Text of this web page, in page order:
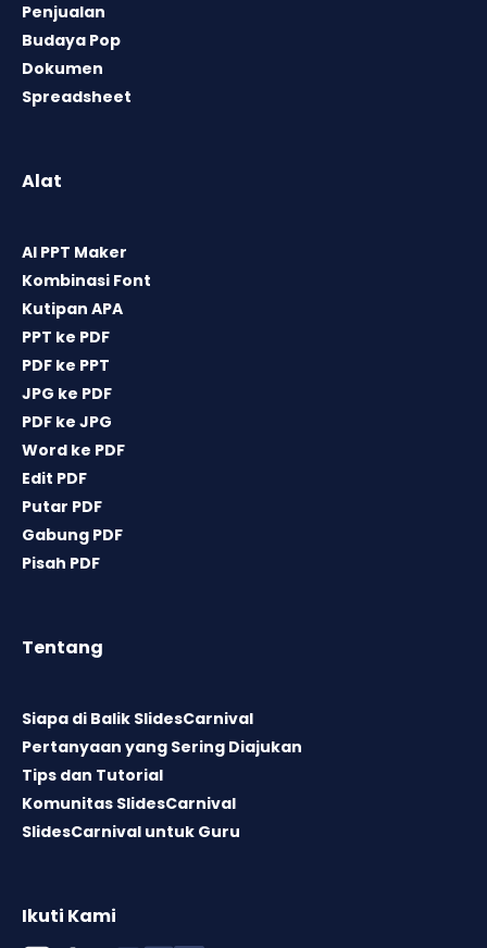
Penjualan
Budaya Pop
Dokumen
Spreadsheet
Alat
AI PPT Maker
Kombinasi Font
Kutipan APA
PPT ke PDF
PDF ke PPT
JPG ke PDF
PDF ke JPG
Word ke PDF
Edit PDF
Putar PDF
Gabung PDF
Pisah PDF
Tentang
Siapa di Balik SlidesCarnival
Pertanyaan yang Sering Diajukan
Tips dan Tutorial
Komunitas SlidesCarnival
SlidesCarnival untuk Guru
Ikuti Kami